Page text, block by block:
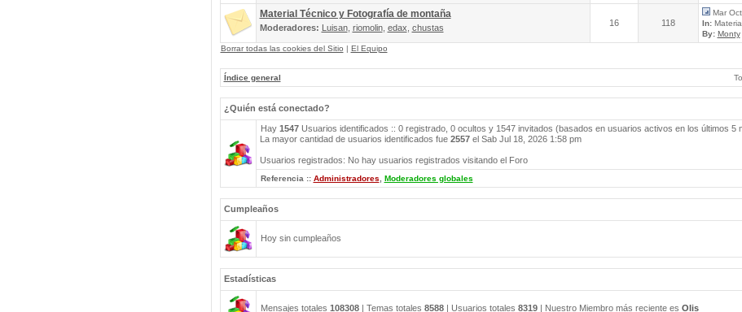
Material Técnico y Fotografía de montaña
Moderadores: Luisan, riomolin, edax chustas 16 118
Mar
In:
By: Monty
Borrar todas las cookies del Sitio | El Equipo
Índice general
¿Quién está conectado?
Hay 1547Usuarios identificados :: 0 registrado, 0 ocultos y 1547 invitados (basados en usuarios activos en los últimos 5
La mayor cantidad de usuarios identificados fue 2557el Sab Jul 18, 2026 1:58 pm
Usuarios registrados: No hay usuarios registrados visitando el Foro
Referencia :: Administradores Moderadores globales
Cumpleaños
Hoy sin cumpleaños
Estadísticas
Mensajes totales 108308| Temas totales 8588| Usuarios totales 8319| Nuestro Miembro más reciente es Olis